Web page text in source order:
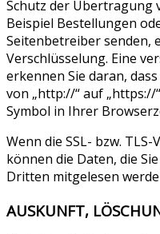
Schutz der Übertragung
Beispiel Bestellungen
Seitenbetreiber senden,
Verschlüsselung. Eine
erkennen Sie daran,
von „http://“ auf „https://
Symbol in Ihrer
Wenn die SSL- bzw.
können die Daten, die
Dritten mitgelesen
AUSKUNFT,